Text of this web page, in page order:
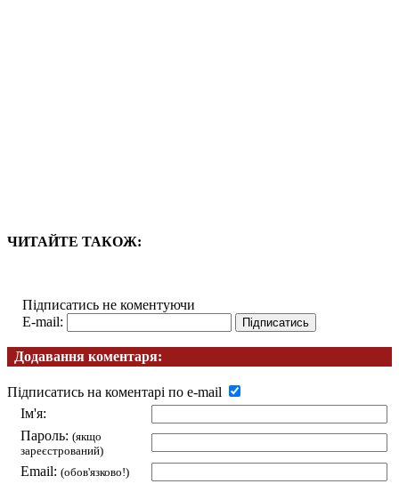
ЧИТАЙТЕ ТАКОЖ:
Підписатись не коментуючи
E-mail:
Додавання коментаря:
Підписатись на коментарі по e-mail
Ім'я:
Пароль: (якщо
зареєстрований)
Email: (обов'язково!)